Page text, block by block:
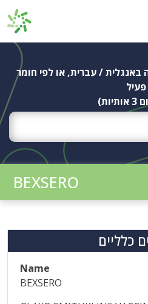
/ עברית, או לפי חומר
פעיל
BEXSERO
כלליים
Name
BEXSERO